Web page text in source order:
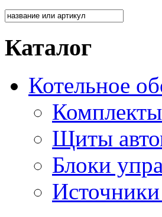
Каталог
Котельное
Щиты
Блоки